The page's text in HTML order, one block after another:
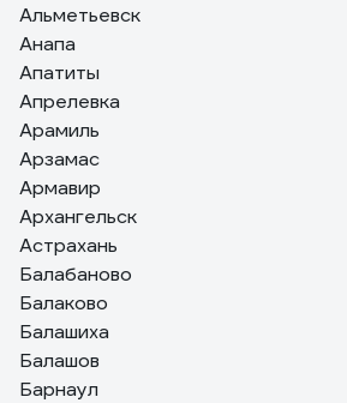
Альметьевск
Анапа
Апатиты
Апрелевка
Арамиль
Арзамас
Армавир
Архангельск
Астрахань
Балабаново
Балаково
Балашиха
Балашов
Барнаул